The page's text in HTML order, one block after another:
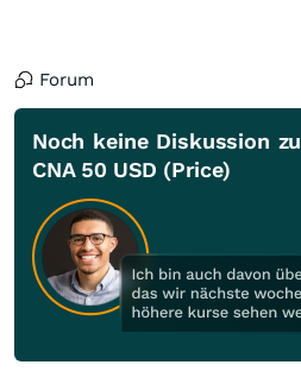
Forum
Noch keine Diskussion
CNA 50 USD (Price)